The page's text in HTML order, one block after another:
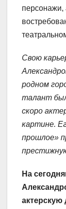
персонажи,
Свою
родном
талант
скоро
картине.
прошлое»
На
актерскую